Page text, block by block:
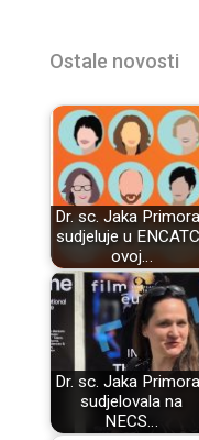
Ostale novosti
Dr. sc. Jaka
sudjeluje u
ovoj…
Dr. sc. Jaka
sudjelovala na
NECS…